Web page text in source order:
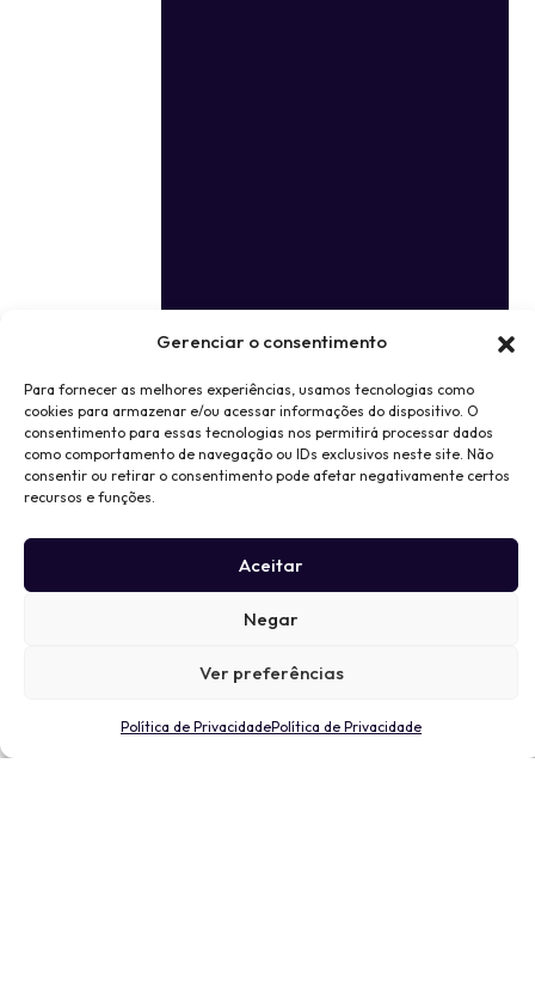
Gerenciar o consentimento
Para fornecer as melhores experiências, usamos tecnologias como
cookies para armazenar e/ou acessar informações do dispositivo. O
consentimento para essas tecnologias nos permitirá processar dados
como comportamento de navegação ou IDs exclusivos neste site. Não
consentir ou retirar o consentimento pode afetar negativamente certos
recursos e funções.
Aceitar
Negar
Ver preferências
Política de PrivacidadePolítica de Privacidade